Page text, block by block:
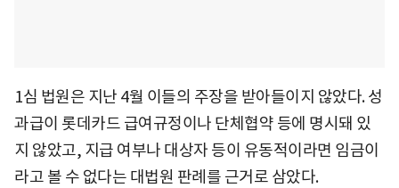
1심 법원은 지난 4월 이들의 주장을 받아들이지 않았다. 성
과급이 롯데카드 급여규정이나 단체협약 등에 명시돼 있
지 않았고, 지급 여부나 대상자 등이 유동적이라면 임금이
라고 볼 수 없다는 대법원 판례를 근거로 삼았다.